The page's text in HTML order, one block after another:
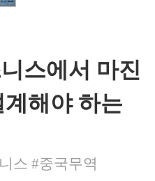
스에서 마진
해야 하는
스 #중국무역